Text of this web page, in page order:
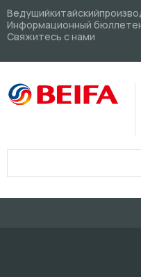
Информационный
Свяжитесь с нами